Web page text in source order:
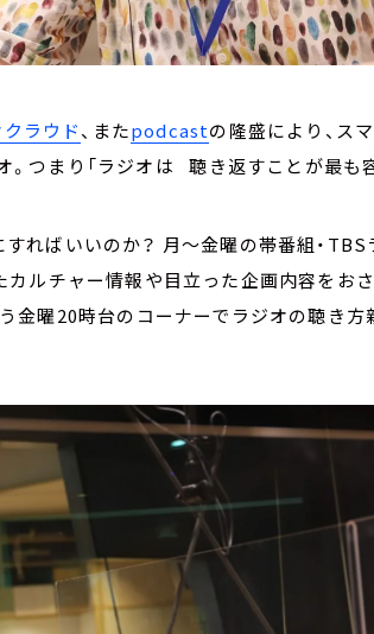
ラウド、またpodcastの隆盛により、ス
つまり「ラジオは 聴き返すことが最も容
ればいいのか？ 月～金曜の帯番組・
カルチャー情報や目立った企画内容をお
金曜20時台のコーナーでラジオの聴き